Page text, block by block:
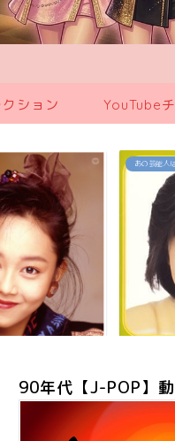
ション YouTube
あの芸能人は今
90年代【J-POP】